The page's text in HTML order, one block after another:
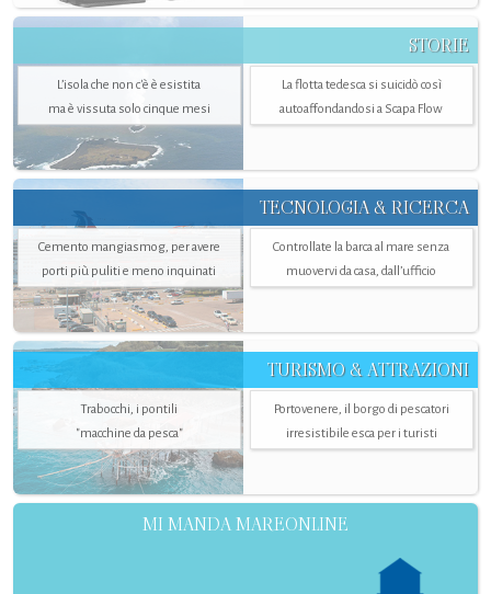
STORIE
L’isola che non c'è è esistita
ma è vissuta solo cinque mesi
La flotta tedesca si suicidò così
autoaffondandosi a Scapa Flow
TECNOLOGIA & RICERCA
Cemento mangiasmog, per avere
porti più puliti e meno inquinati
Controllate la barca al mare senza
muovervi da casa, dall’ufficio
TURISMO & ATTRAZIONI
Trabocchi, i pontili
"macchine da pesca"
Portovenere, il borgo di pescatori
irresistibile esca per i turisti
MI MANDA MAREONLINE